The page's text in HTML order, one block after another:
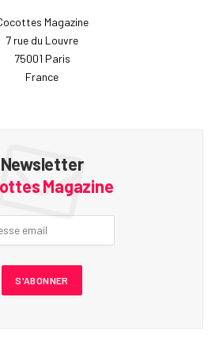
Magazine
7 rue du Louvre
75001 Paris
France
Newsletter
Magazine